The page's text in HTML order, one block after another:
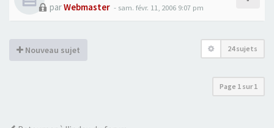
parWebmaster - sam. févr. 11, 2006 9:07 pm
Nouveau sujet 24 sujets
Page 1 sur1